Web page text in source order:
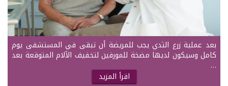
بعد عملية زرع الثدي يجب للمريضة أن تبقى في المستشفى يوم
كامل وسيكون لديها مضخة للمورفين لتخفيف الآلام المتوقعة بعد
…
اقرأ المزيد